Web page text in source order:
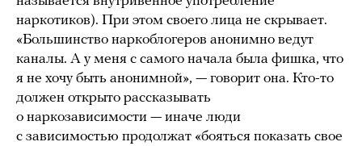
наркотиков). При этом своего лица не скрывает.
«Большинство наркоблогеров анонимно ведут
каналы. А у меня с самого начала была фишка, что
я не хочу быть анонимной», — говорит она. Кто-то
должен открыто рассказывать
о наркозависимости — иначе люди
с зависимостью продолжат «бояться показать свое